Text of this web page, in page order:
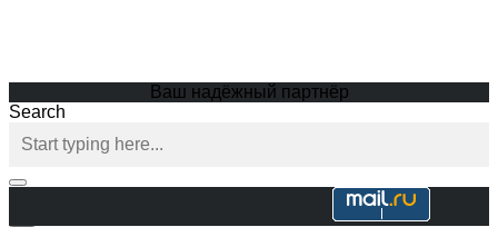
Ваш надёжный партнёр
Search